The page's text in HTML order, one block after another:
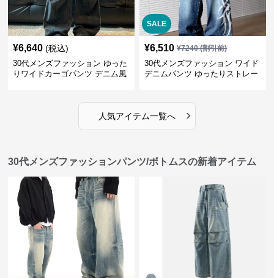
¥6,640 (税込)
30代メンズファッション ゆった
りワイドカーゴパンツ デニム風
SALE
¥6,510 ¥7240(割引前)
30代メンズファッション ワイド
デニムパンツ ゆったりストレー
人気アイテム一覧へ ›
30代メンズファッションパンツ/ボトムスの新着アイテム